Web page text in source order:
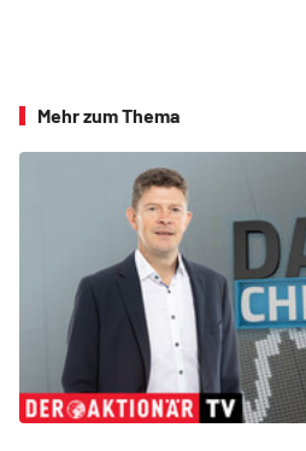
Mehr zum Thema